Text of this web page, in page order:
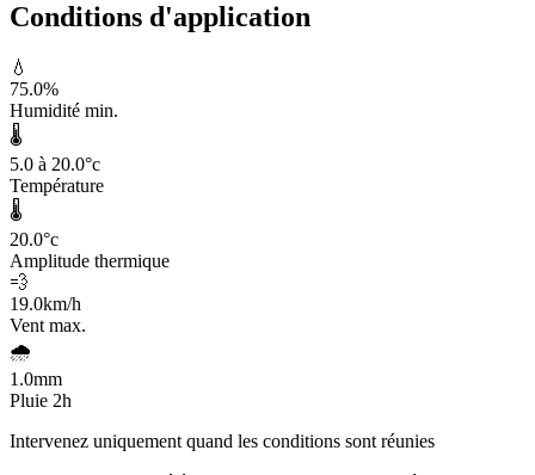
Conditions d'application
💧
75.0%
Humidité min.
🌡️
5.0 à 20.0°c
Température
🌡️
20.0°c
Amplitude thermique
💨
19.0km/h
Vent max.
🌧️
1.0mm
Pluie 2h
Intervenez uniquement quand les conditions sont réunies